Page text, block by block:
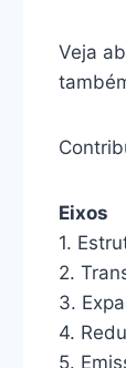
Veja
Eixos
1.
2.
3.
4.
5.